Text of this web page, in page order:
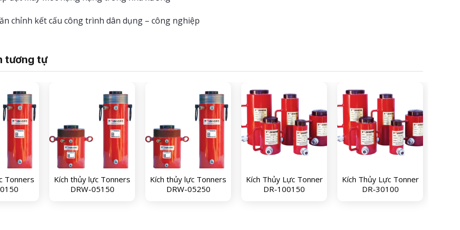
chỉnh kết cấu công trình dân dụng – công nghiệp
tương tự
Tonners
Kích thủy lực Tonners
DRW-05150
Kích thủy lực Tonners
DRW-05250
Kích Thủy Lực Tonner
DR-100150
Kích Thủy Lực Tonner
DR-30100